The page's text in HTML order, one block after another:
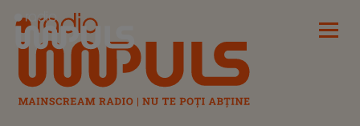
Radio Impuls